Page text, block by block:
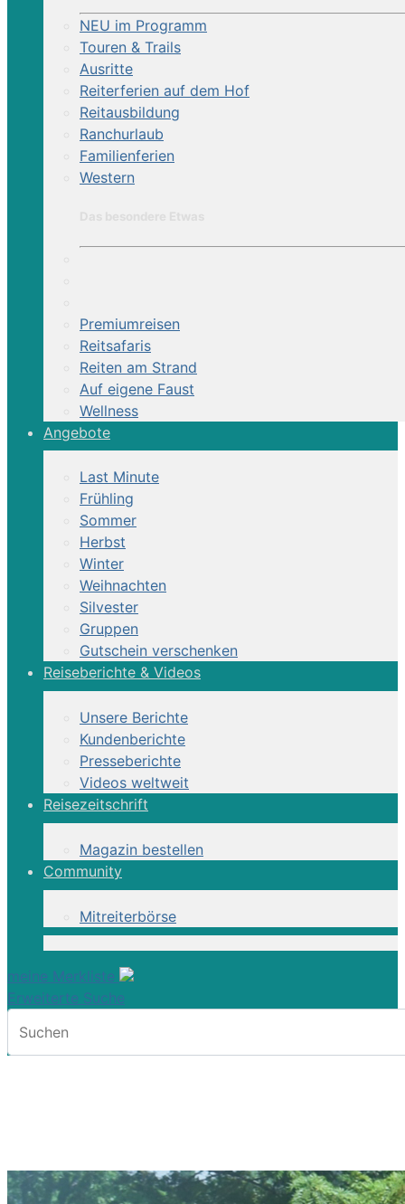
NEU im Programm
Touren & Trails
Ausritte
Reiterferien auf dem Hof
Reitausbildung
Ranchurlaub
Familienferien
Western
Premiumreisen
Reitsafaris
Reiten am Strand
Auf eigene Faust
Wellness
Angebote
Last Minute
Frühling
Sommer
Herbst
Winter
Weihnachten
Silvester
Gruppen
Gutschein verschenken
Reiseberichte & Videos
Unsere Berichte
Kundenberichte
Presseberichte
Videos weltweit
Reisezeitschrift
Magazin bestellen
Community
Mitreiterbörse
meine Merkliste
Erweiterte Suche